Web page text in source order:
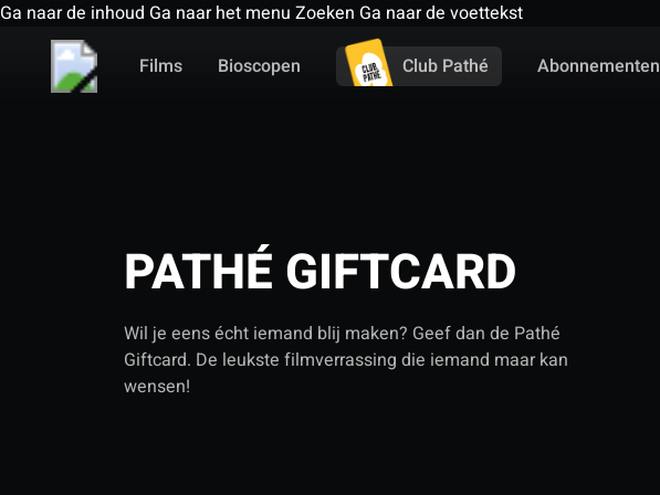
Ga naar de inhoud Ga naar het menu Zoeken Ga naar de voettekst
Films
Bioscopen Club Pathé Abonnementen
PATHÉ GIFTCARD
Wil je eens écht iemand blij maken? Geef dan de Pathé
Giftcard. De leukste filmverrassing die iemand maar kan
wensen!